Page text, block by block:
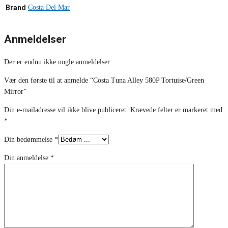
Brand Costa Del Mar
Anmeldelser
Der er endnu ikke nogle anmeldelser.
Vær den første til at anmelde “Costa Tuna Alley 580P Tortuise/Green
Mirror”
Din e-mailadresse vil ikke blive publiceret. Krævede felter er markeret med
*
Din bedømmelse *
Din anmeldelse *